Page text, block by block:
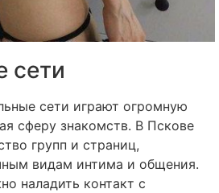
сети
сети играют огромную
сферу знакомств. В Пскове
групп и страниц,
видам интима и общения.
наладить контакт с